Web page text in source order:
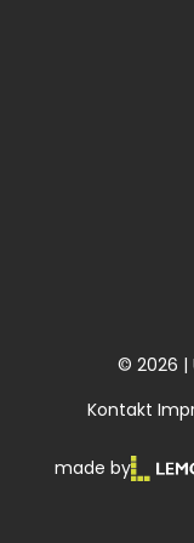
© 2026 |
Kontakt
made by